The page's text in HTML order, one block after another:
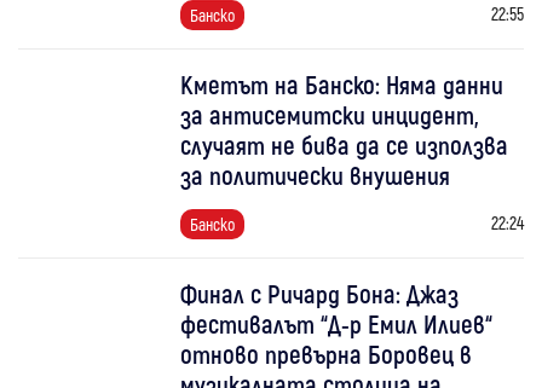
Банско 22:55
Кметът на Банско: Няма данни
за антисемитски инцидент,
случаят не бива да се използва
за политически внушения
Банско 22:24
Финал с Ричард Бона: Джаз
фестивалът “Д-р Емил Илиев“
отново превърна Боровец в